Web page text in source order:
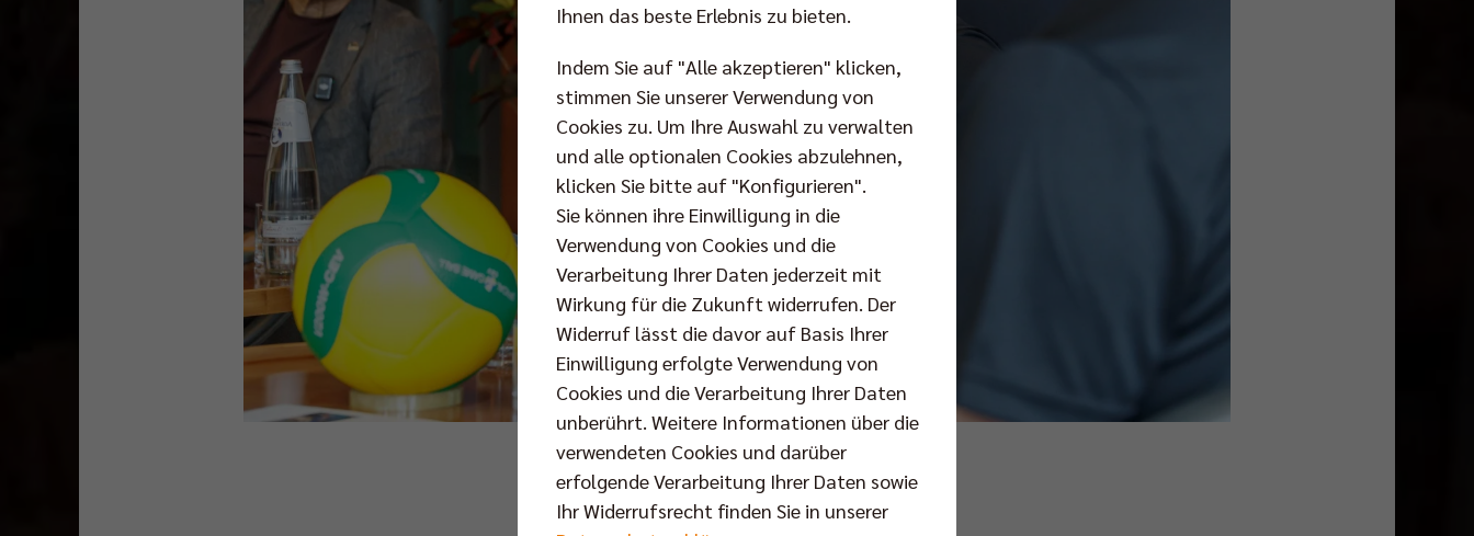
Fotos: Pressefoto Gora
Ihnen das beste Erlebnis zu bieten.
Indem Sie auf "Alle akzeptieren" klicken,
stimmen Sie unserer Verwendung von
Cookies zu. Um Ihre Auswahl zu verwalten
und alle optionalen Cookies abzulehnen,
klicken Sie bitte auf "Konfigurieren".
Sie können ihre Einwilligung in die
Verwendung von Cookies und die
Verarbeitung Ihrer Daten jederzeit mit
Wirkung für die Zukunft widerrufen. Der
Widerruf lässt die davor auf Basis Ihrer
Einwilligung erfolgte Verwendung von
Cookies und die Verarbeitung Ihrer Daten
unberührt. Weitere Informationen über die
verwendeten Cookies und darüber
erfolgende Verarbeitung Ihrer Daten sowie
Ihr Widerrufsrecht finden Sie in unserer